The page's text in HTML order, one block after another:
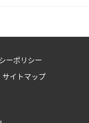
ーポリシー
サイトマップ